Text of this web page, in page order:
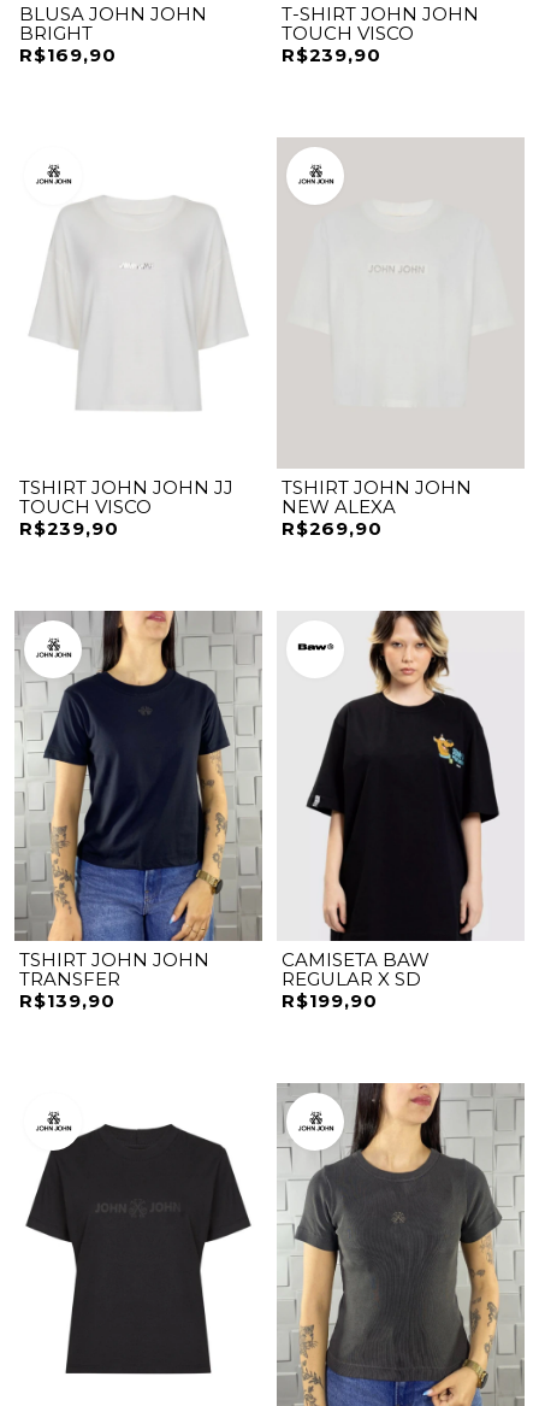
BLUSA JOHN JOHN
BRIGHT
R$169,90
T-SHIRT JOHN JOHN
TOUCH VISCO
R$239,90
TSHIRT JOHN JOHN JJ
TOUCH VISCO
R$239,90
TSHIRT JOHN JOHN
NEW ALEXA
R$269,90
TSHIRT JOHN JOHN
TRANSFER
R$139,90
CAMISETA BAW
REGULAR X SD
R$199,90